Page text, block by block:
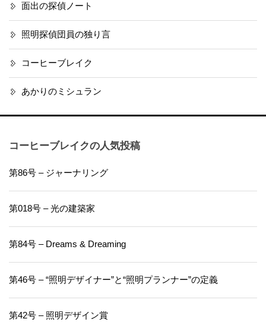
面出の探偵ノート
照明探偵団員の独り言
コーヒーブレイク
あかりのミシュラン
コーヒーブレイクの人気投稿
第86号 – ジャーナリング
第018号 – 光の建築家
第84号 – Dreams & Dreaming
第46号 – “照明デザイナー”と“照明プランナー”の定義
第42号 – 照明デザイン賞